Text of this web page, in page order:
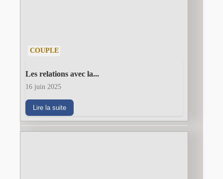
COUPLE
Les relations avec la...
16 juin 2025
Lire la suite